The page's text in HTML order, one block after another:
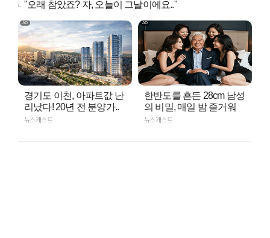
"오래 참았죠? 자, 오늘이 그날이에요.."
경기도 이천, 아파트값 난
리났다! 20년 전 분양가..
뉴스캐스트
한반도를 흔든 28cm 남성
의 비밀, 매일 밤 즐거워
뉴스캐스트